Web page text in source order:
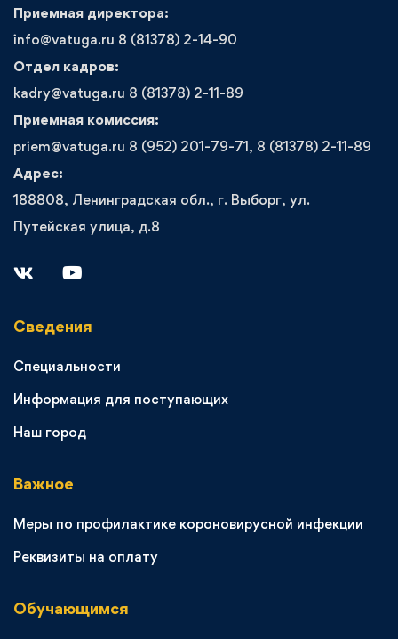
Приемная директора:
info@vatuga.ru 8 (81378) 2-14-90
Отдел кадров:
kadry@vatuga.ru 8 (81378) 2-11-89
Приемная комиссия:
priem@vatuga.ru 8 (952) 201-79-71, 8 (81378) 2-11-89
Адрес:
188808, Ленинградская обл., г. Выборг, ул.
Путейская улица, д.8
Сведения
Специальности
Информация для поступающих
Наш город
Важное
Меры по профилактике короновирусной инфекции
Реквизиты на оплату
Обучающимся